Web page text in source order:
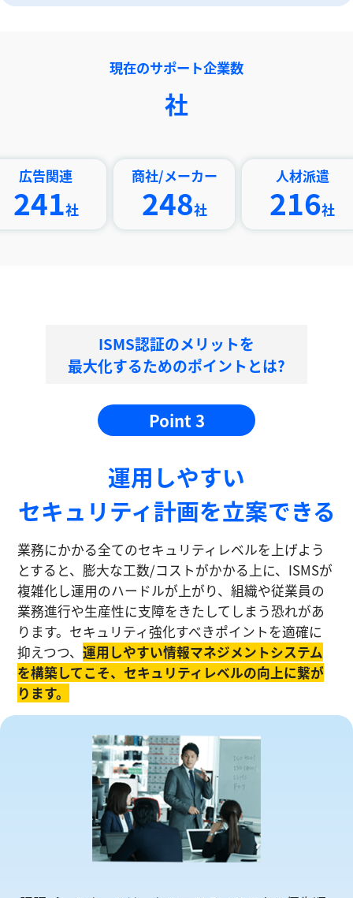
現在のサポート企業数
社
連
社
商社/メーカー
社
人材派遣
社
ISMS認証のメリットを
最大化するためのポイントとは?
Point 3
運⽤しやすい
セキュリティ計画を⽴案できる
業務にかかる全てのセキュリティレベルを上げよう
とすると、膨大な工数/コストがかかる上に、ISMSが
複雑化し運⽤のハードルが上がり、組織や従業員の
業務進⾏や生産性に⽀障をきたしてしまう恐れがあ
ります。セキュリティ強化すべきポイントを適確に
抑えつつ、運⽤しやすい情報マネジメントシステム
を構築してこそ、セキュリティレベルの向上に繋が
ります。